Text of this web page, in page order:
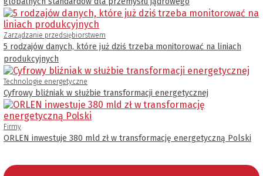
Zarządzanie przedsiębiorstwem
5 rodzajów danych, które już dziś trzeba monitorować na liniach
produkcyjnych
Technologie energetyczne
Cyfrowy bliźniak w służbie transformacji energetycznej
Firmy
ORLEN inwestuje 380 mld zł w transformację energetyczną Polski